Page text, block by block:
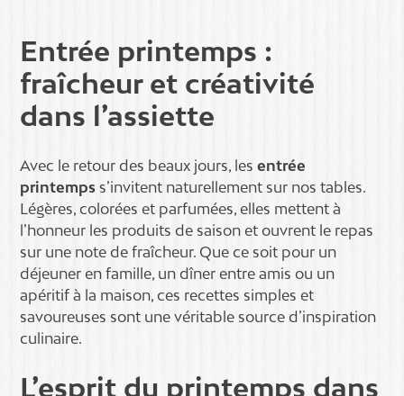
Entrée printemps :
fraîcheur et créativité
dans l’assiette
Avec le retour des beaux jours, lesentrée
printemps s’invitent naturellement sur nos tables.
Légères, colorées et parfumées, elles mettent à
l’honneur les produits de saison et ouvrent le repas
sur une note de fraîcheur. Que ce soit pour un
déjeuner en famille, un dîner entre amis ou un
apéritif à la maison, ces recettes simples et
savoureuses sont une véritable source d’inspiration
culinaire.
L’esprit du printemps dans